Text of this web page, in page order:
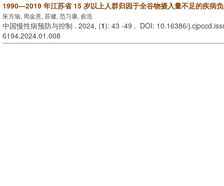
1990—2019 年江苏省 15 岁以上人群归因于全谷物摄入量不足的疾病
朱方瑜, 周金意, 苏健, 范习康, 俞浩
中国慢性病预防与控制 . 2024, (1): 43 -49 . DOI: 10.16386/
6194.2024.01.008